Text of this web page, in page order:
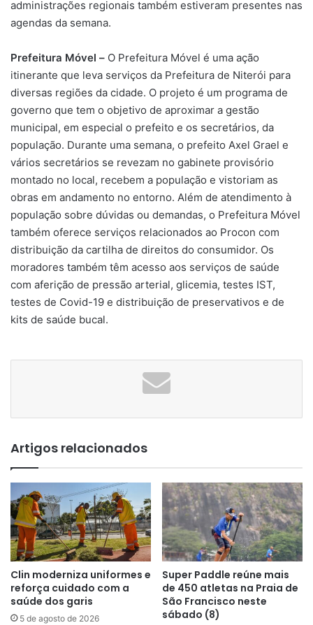
administrações regionais também estiveram presentes nas
agendas da semana.
Prefeitura Móvel – O Prefeitura Móvel é uma ação
itinerante que leva serviços da Prefeitura de Niterói para
diversas regiões da cidade. O projeto é um programa de
governo que tem o objetivo de aproximar a gestão
municipal, em especial o prefeito e os secretários, da
população. Durante uma semana, o prefeito Axel Grael e
vários secretários se revezam no gabinete provisório
montado no local, recebem a população e vistoriam as
obras em andamento no entorno. Além de atendimento à
população sobre dúvidas ou demandas, o Prefeitura Móvel
também oferece serviços relacionados ao Procon com
distribuição da cartilha de direitos do consumidor. Os
moradores também têm acesso aos serviços de saúde
com aferição de pressão arterial, glicemia, testes IST,
testes de Covid-19 e distribuição de preservativos e de
kits de saúde bucal.
Artigos relacionados
Clin moderniza uniformes e
reforça cuidado com a
saúde dos garis
5 de agosto de 2026
Super Paddle reúne mais
de 450 atletas na Praia de
São Francisco neste
sábado (8)